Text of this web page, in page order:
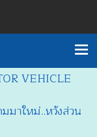
VEHICLE
มาใหม่..หวังส่วน